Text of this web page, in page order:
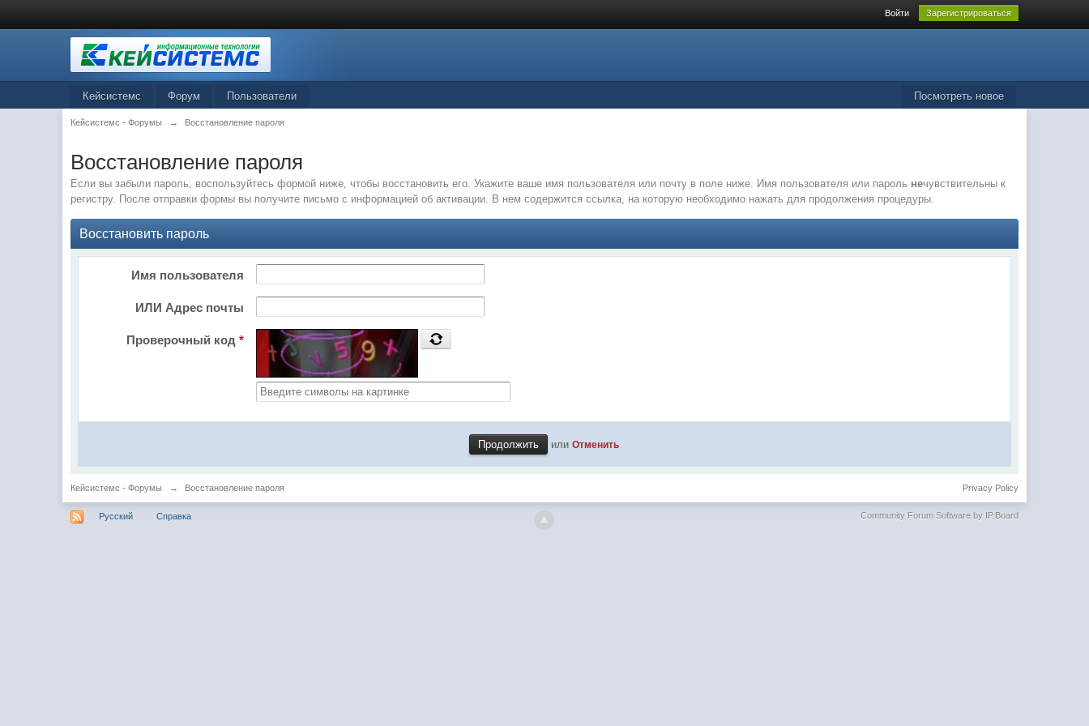
Войти Зарегистрироваться
Посмотреть новое
Кейсистемс Форум Пользователи
Кейсистемс - Форумы → Восстановление пароля
Восстановление пароля
Если вы забыли пароль, воспользуйтесь формой ниже, чтобы восстановить его. Укажите ваше имя пользователя или почту в поле ниже. Имя пользователя или пароль нечувствительны к
регистру. После отправки формы вы получите письмо с информацией об активации. В нем содержится ссылка, на которую необходимо нажать для продолжения процедуры.
Восстановить пароль
Имя пользователя
ИЛИ Адрес почты
Проверочный код*
илиОтменить
Кейсистемс - Форумы → Восстановление пароля Privacy Policy
Русский Справка Community Forum Software by IP.Board